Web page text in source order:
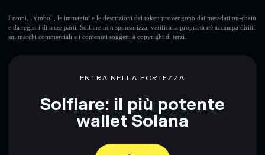
I nomi, i simboli, le immagini e le descrizioni dei token provengono dai metadati on-chain
e da registri di terze parti. Solflare non sponsorizza, verifica la proprietà né accampa diritti
sui marchi commerciali e i contenuti soggetti a copyright di terzi.
ENTRA NELLA FORTEZZA
Solflare: il più potente
wallet Solana